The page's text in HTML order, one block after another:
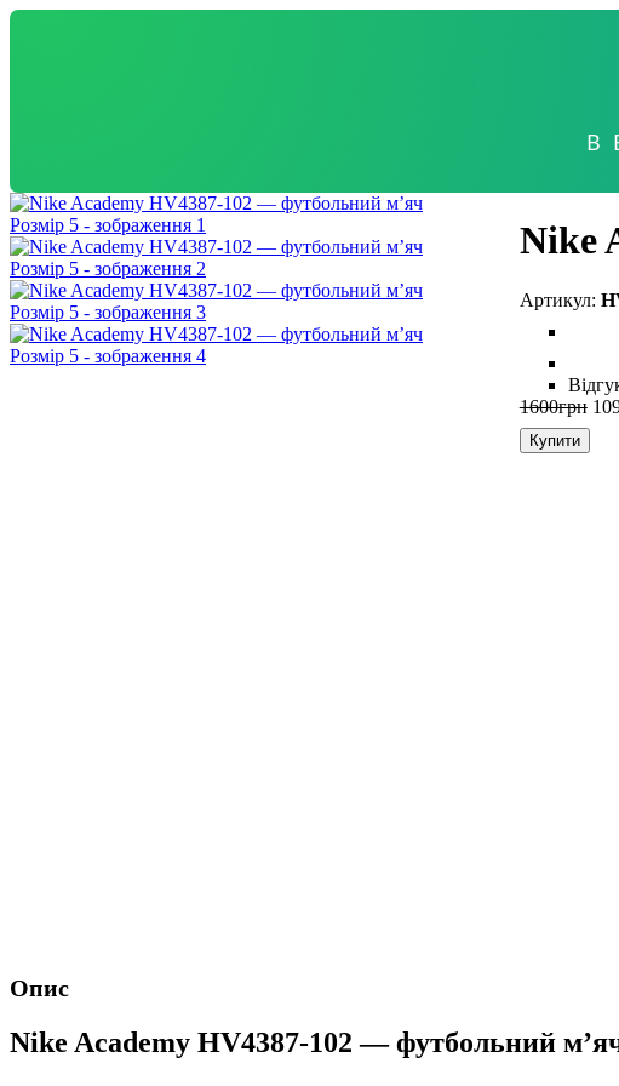
Nike
1600грн
Купити
Опис
Nike Academy HV4387-102 — футбольний